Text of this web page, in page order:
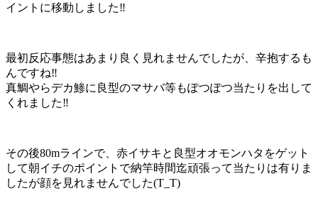
イントに移動しました‼️
最初反応事態はあまり良く見れませんでしたが、辛抱するも
んですね‼️
真鯛やらデカ鯵に良型のマサバ等もぽつぽつ当たりを出して
くれました‼️
その後80mラインで、赤イサキと良型オオモンハタをゲット
して朝イチのポイントで納竿時間迄頑張って当たりは有りま
したが顔を見れませんでした(T_T)